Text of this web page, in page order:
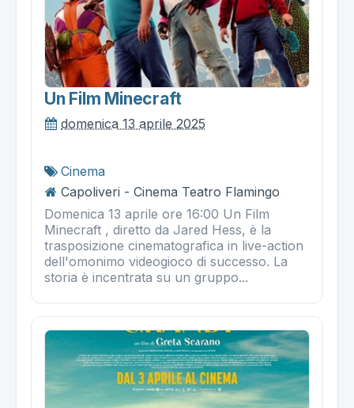
Un Film Minecraft
domenica 13 aprile 2025
Cinema
Capoliveri - Cinema Teatro Flamingo
Domenica 13 aprile ore 16:00 Un Film
Minecraft , diretto da Jared Hess, è la
trasposizione cinematografica in live-action
dell'omonimo videogioco di successo. La
storia è incentrata su un gruppo...